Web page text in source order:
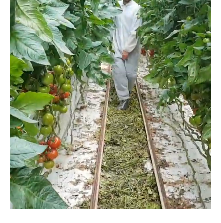
Tarım 4.0 için
Özelleştirilmiş Hizmet
Olarak Teknoloji (TaaS)
Ölçme ve ayarlama, teknolojimizin etkilerini en üst düzeye
çıkarmanın ayrılmaz bir parçasıdır: Ölçemezseniz,
yönetemezsiniz. Teknik ekiplerimiz, sahadaki gelişmeleri
gerçek zamanlı olarak izlemek için en yeni izleme ve IoT
araçlarını kullanıyor, ardından verimliliği artırmak ve en iyi
sonuçları elde etmek için uyarlamalar öneriyor.
Bunun pratikte nasıl işlediğini görmek için ödüllü
projelerimizden birinegözatın.